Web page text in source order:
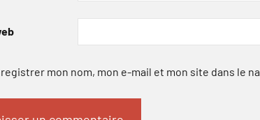
mon nom, mon e-mail et mon site dans le